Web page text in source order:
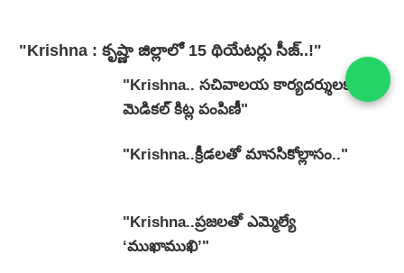
"Krishna : కృష్ణా జిల్లాలో 15 థియేటర్లు సీజ్..!"
"Krishna.. సచివాలయ కార్యదర్శులకు
మెడికల్ కిట్ల పంపిణీ"
"Krishna..క్రీడలతో మానసికోల్లాసం.."
"Krishna..ప్రజలతో ఎమ్మెల్యే
‘ముఖాముఖి’"